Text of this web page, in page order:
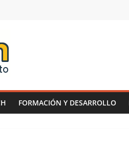
FORMACIÓN Y DESARROLLO